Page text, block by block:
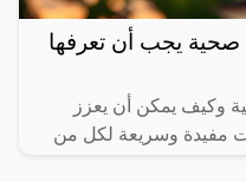
أفضل 5 فوائد صحية يجب أن تعرفها
وكيف يمكن أن يعزز
مفيدة وسريعة لكل من